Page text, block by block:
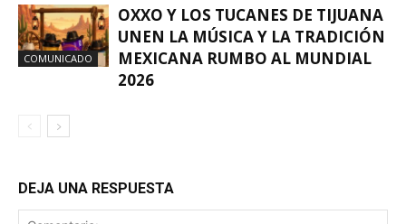
COMUNICADO
OXXO Y LOS TUCANES DE TIJUANA
UNEN LA MÚSICA Y LA TRADICIÓN
MEXICANA RUMBO AL MUNDIAL
2026
DEJA UNA RESPUESTA